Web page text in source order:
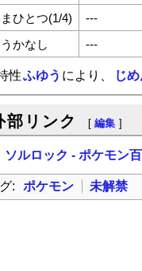
ひとつ(1/4)
---
かなし
---
性ふゆう により、 じ
部リンク [ 編集 ]
ソルロック - ポケモン
: ポケモン 未解禁